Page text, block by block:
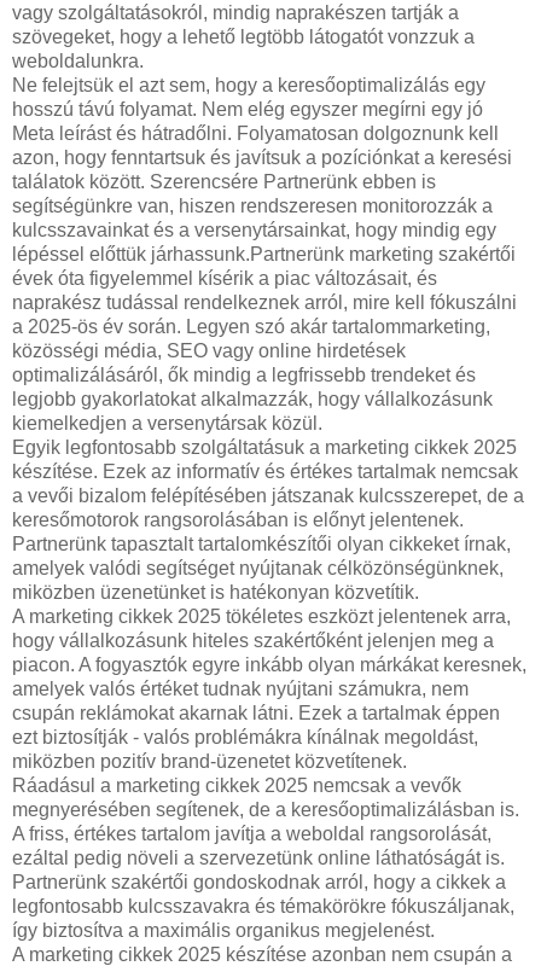
vagy szolgáltatásokról, mindig naprakészen tartják a
szövegeket, hogy a lehető legtöbb látogatót vonzzuk a
weboldalunkra.
Ne felejtsük el azt sem, hogy a keresőoptimalizálás egy
hosszú távú folyamat. Nem elég egyszer megírni egy jó
Meta leírást és hátradőlni. Folyamatosan dolgoznunk kell
azon, hogy fenntartsuk és javítsuk a pozíciónkat a keresési
találatok között. Szerencsére Partnerünk ebben is
segítségünkre van, hiszen rendszeresen monitorozzák a
kulcsszavainkat és a versenytársainkat, hogy mindig egy
lépéssel előttük járhassunk.Partnerünk marketing szakértői
évek óta figyelemmel kísérik a piac változásait, és
naprakész tudással rendelkeznek arról, mire kell fókuszálni
a 2025-ös év során. Legyen szó akár tartalommarketing,
közösségi média, SEO vagy online hirdetések
optimalizálásáról, ők mindig a legfrissebb trendeket és
legjobb gyakorlatokat alkalmazzák, hogy vállalkozásunk
kiemelkedjen a versenytársak közül.
Egyik legfontosabb szolgáltatásuk a marketing cikkek 2025
készítése. Ezek az informatív és értékes tartalmak nemcsak
a vevői bizalom felépítésében játszanak kulcsszerepet, de a
keresőmotorok rangsorolásában is előnyt jelentenek.
Partnerünk tapasztalt tartalomkészítői olyan cikkeket írnak,
amelyek valódi segítséget nyújtanak célközönségünknek,
miközben üzenetünket is hatékonyan közvetítik.
A marketing cikkek 2025 tökéletes eszközt jelentenek arra,
hogy vállalkozásunk hiteles szakértőként jelenjen meg a
piacon. A fogyasztók egyre inkább olyan márkákat keresnek,
amelyek valós értéket tudnak nyújtani számukra, nem
csupán reklámokat akarnak látni. Ezek a tartalmak éppen
ezt biztosítják - valós problémákra kínálnak megoldást,
miközben pozitív brand-üzenetet közvetítenek.
Ráadásul a marketing cikkek 2025 nemcsak a vevők
megnyerésében segítenek, de a keresőoptimalizálásban is.
A friss, értékes tartalom javítja a weboldal rangsorolását,
ezáltal pedig növeli a szervezetünk online láthatóságát is.
Partnerünk szakértői gondoskodnak arról, hogy a cikkek a
legfontosabb kulcsszavakra és témakörökre fókuszáljanak,
így biztosítva a maximális organikus megjelenést.
A marketing cikkek 2025 készítése azonban nem csupán a